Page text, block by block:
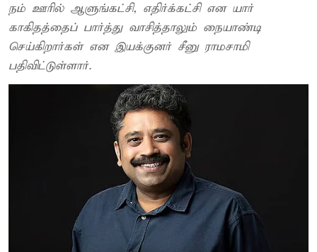
நம் ஊரில் ஆளுங்கட்சி, எதிர்க்கட்சி என யார்
காகிதத்தைப் பார்த்து வாசித்தாலும் நையாண்டி
செய்கிறார்கள் என இயக்குனர் சீனு ராமசாமி
பதிவிட்டுள்ளார்.